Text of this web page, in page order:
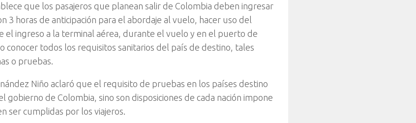
que los pasajeros que planean salir de Colombia deben ingresar
3 horas de anticipación para el abordaje al vuelo, hacer uso del
el ingreso a la terminal aérea, durante el vuelo y en el puerto de
conocer todos los requisitos sanitarios del país de destino, tales
o pruebas.
Niño aclaró que el requisito de pruebas en los países destino
gobierno de Colombia, sino son disposiciones de cada nación impone
ser cumplidas por los viajeros.